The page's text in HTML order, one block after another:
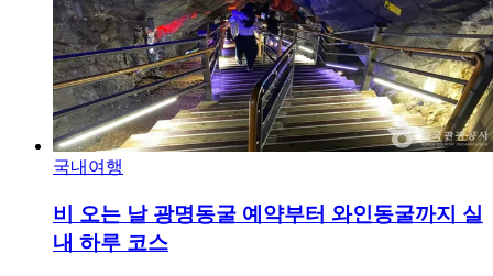
국내여행
비 오는 날 광명동굴 예약부터 와인동굴까지 실
내 하루 코스